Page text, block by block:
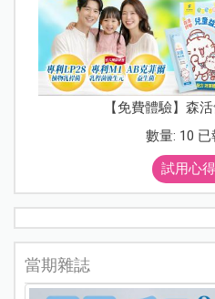
【免費體驗】森
數量: 10 已
試用心
當期雜誌